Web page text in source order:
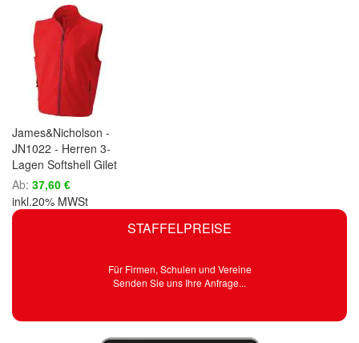
STAFFELPREISE
Für Firmen, Schulen und Vereine
Senden Sie uns Ihre Anfrage...
James&Nicholson -
JN1022 - Herren 3-
Lagen Softshell Gilet
Ab 37,60 €
inkl.20% MWSt